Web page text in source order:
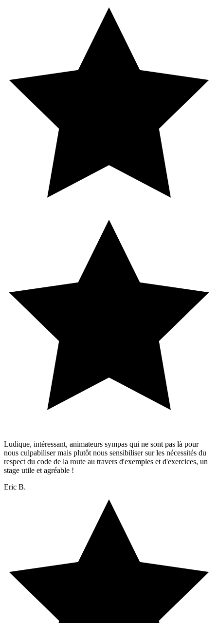
Ludique, intéressant, animateurs sympas qui ne sont pas là pour
nous culpabiliser mais plutôt nous sensibiliser sur les nécessités du
respect du code de la route au travers d'exemples et d'exercices, un
stage utile et agréable !
Eric B.